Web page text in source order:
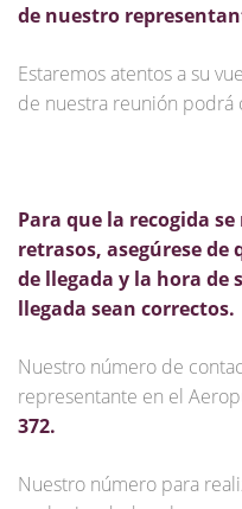
de nuestro
Estaremos atentos a su
de nuestra reunión podrá
Para que la recogida
retrasos, asegúrese de
de llegada y la hora de
llegada sean correctos.
Nuestro número de
representante en el
372.
Nuestro número para